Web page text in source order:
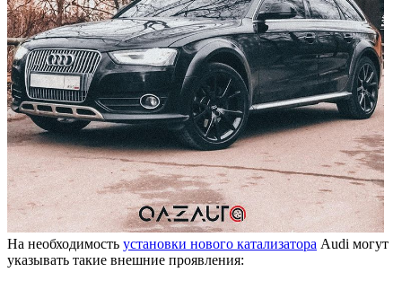
На необходимость установки нового катализатора Audi могут
указывать такие внешние проявления: